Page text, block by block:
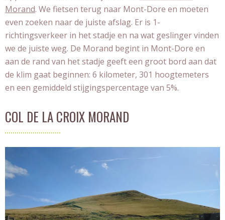
Morand. We fietsen terug naar Mont-Dore en moeten
even zoeken naar de juiste afslag. Er is 1-
richtingsverkeer in het stadje en na wat geslinger vinden
we de juiste weg. De Morand begint in Mont-Dore en
aan de rand van het stadje geeft een groot bord aan dat
de klim gaat beginnen: 6 kilometer, 301 hoogtemeters
en een gemiddeld stijgingspercentage van 5%.
COL DE LA CROIX MORAND